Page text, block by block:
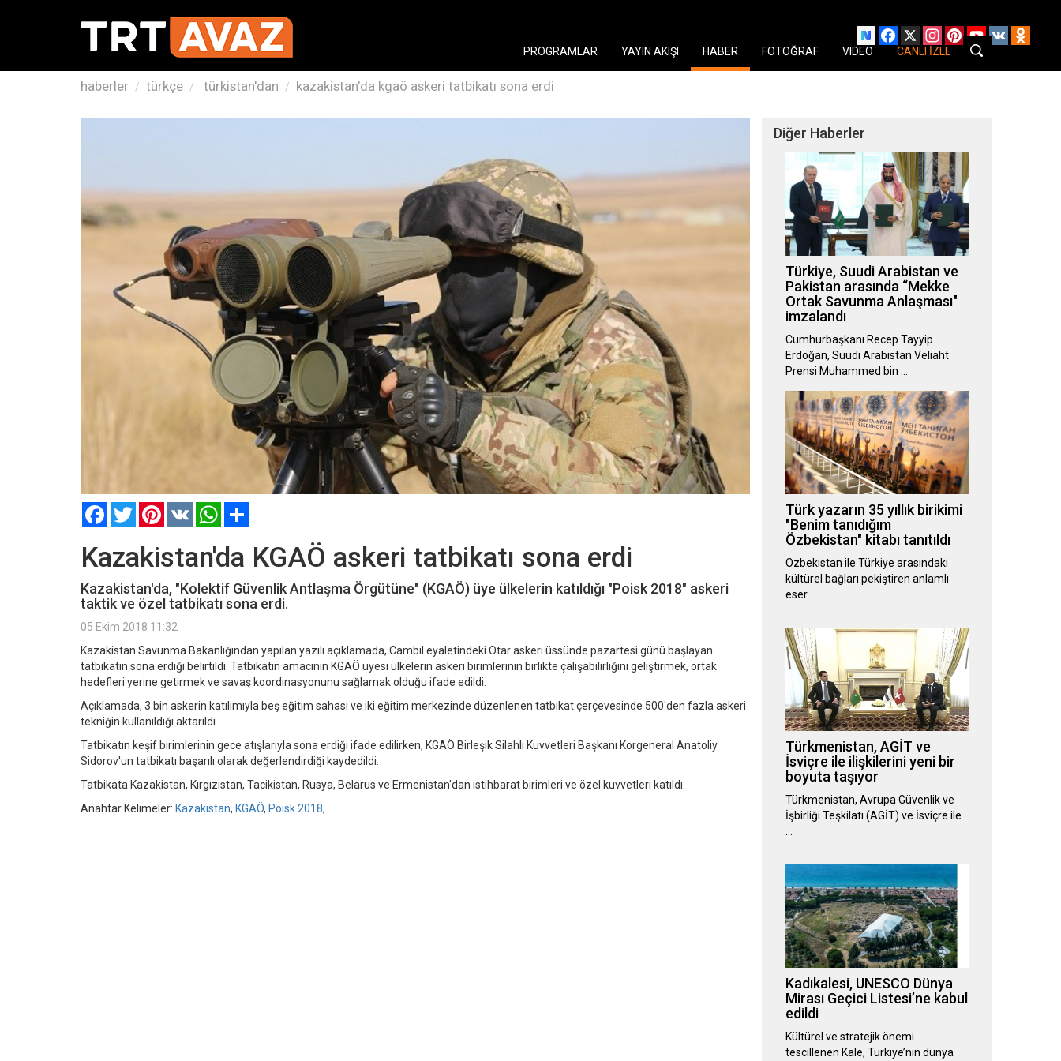
Facebook
X Instagram
PinterestYouTube
VK
PROGRAMLAR
YAYIN AKIŞI HABER FOTOĞRAF VIDEO CANLI İZLE
haberler türkçe türkistan'dan kazakistan'da kgaö askeri tatbikatı sona erdi
FacebookTwitterPinterest
VK WhatsApp
Kazakistan'da KGAÖ askeri tatbikatı sona erdi
Kazakistan'da, "Kolektif Güvenlik Antlaşma Örgütüne" (KGAÖ) üye ülkelerin katıldığı "Poisk 2018" askeri
taktik ve özel tatbikatı sona erdi.
05 Ekim 2018 11:32
Kazakistan Savunma Bakanlığından yapılan yazılı açıklamada, Cambıl eyaletindeki Otar askeri üssünde pazartesi günü başlayan
tatbikatın sona erdiği belirtildi. Tatbikatın amacının KGAÖ üyesi ülkelerin askeri birimlerinin birlikte çalışabilirliğini geliştirmek, ortak
hedefleri yerine getirmek ve savaş koordinasyonunu sağlamak olduğu ifade edildi.
Açıklamada, 3 bin askerin katılımıyla beş eğitim sahası ve iki eğitim merkezinde düzenlenen tatbikat çerçevesinde 500'den fazla askeri
tekniğin kullanıldığı aktarıldı.
Tatbikatın keşif birimlerinin gece atışlarıyla sona erdiği ifade edilirken, KGAÖ Birleşik Silahlı Kuvvetleri Başkanı Korgeneral Anatoliy
Sidorov'un tatbikatı başarılı olarak değerlendirdiği kaydedildi.
Tatbikata Kazakistan, Kırgızistan, Tacikistan, Rusya, Belarus ve Ermenistan'dan istihbarat birimleri ve özel kuvvetleri katıldı.
Anahtar Kelimeler: Kazakistan, KGAÖ, Poisk 2018,
Diğer Haberler
Türkiye, Suudi Arabistan ve
Pakistan arasında “Mekke
Ortak Savunma Anlaşması"
imzalandı
Cumhurbaşkanı Recep Tayyip
Erdoğan, Suudi Arabistan Veliaht
Prensi Muhammed bin …
Türk yazarın 35 yıllık birikimi
"Benim tanıdığım
Özbekistan" kitabı tanıtıldı
Özbekistan ile Türkiye arasındaki
kültürel bağları pekiştiren anlamlı
eser …
Türkmenistan, AGİT ve
İsviçre ile ilişkilerini yeni bir
boyuta taşıyor
Türkmenistan, Avrupa Güvenlik ve
İşbirliği Teşkilatı (AGİT) ve İsviçre ile
Kadıkalesi, UNESCO Dünya
Mirası Geçici Listesi’ne kabul
edildi
Kültürel ve stratejik önemi
tescillenen Kale, Türkiye’nin dünya